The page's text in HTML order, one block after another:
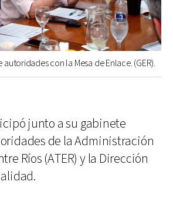
autoridades con la Mesa de Enlace. (GER).
junto a su gabinete
de la Administración
Ríos (ATER) y la Dirección